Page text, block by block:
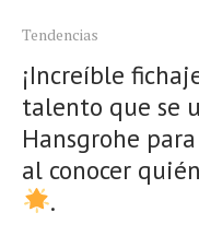
Tendencias
¡Increíble
talento que se
Hansgrohe
al conocer
.